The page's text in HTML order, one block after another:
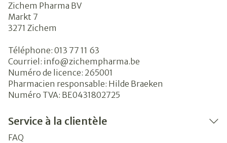
Zichem Pharma BV
Markt 7
3271 Zichem
Téléphone: 013 77 11 63
Courriel: info@zichempharma.be
Numéro de licence: 265001
Pharmacien responsable: Hilde Braeken
Numéro TVA: BE0431802725
Service à la clientèle
FAQ